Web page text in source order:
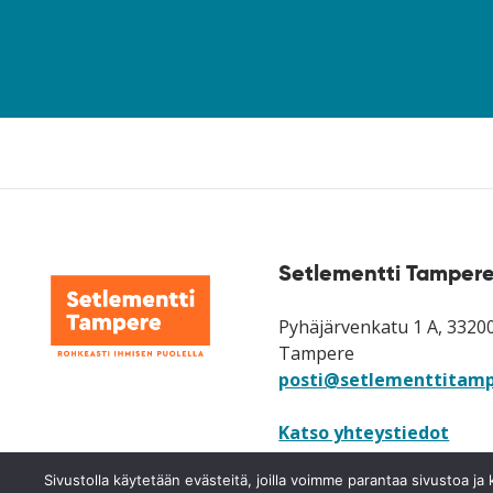
Setlementti
Pyhäjärvenkatu 1 A,
Tampere
Katso yhteystiedot
Katso
neuvonta
Sivustolla käytetään evästeitä, joilla voimme parantaa sivustoa